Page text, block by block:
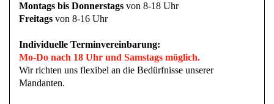
Montags bis Donnerstags von 8-18 Uhr
Freitags von 8-16 Uhr
Individuelle Terminvereinbarung:
Mo-Do nach 18 Uhr und Samstags möglich.
Wir richten uns flexibel an die Bedürfnisse unserer
Mandanten.